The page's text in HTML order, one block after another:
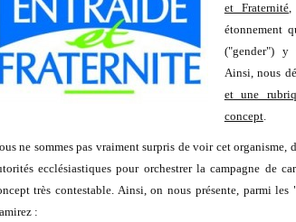
et Fraternité,
étonnement
("gender")
Ainsi, nous
et une
concept.
ne sommes pas vraiment surpris de voir cet organisme,
ecclésiastiques pour orchestrer la campagne de
très contestable. Ainsi, on nous présente, parmi
: